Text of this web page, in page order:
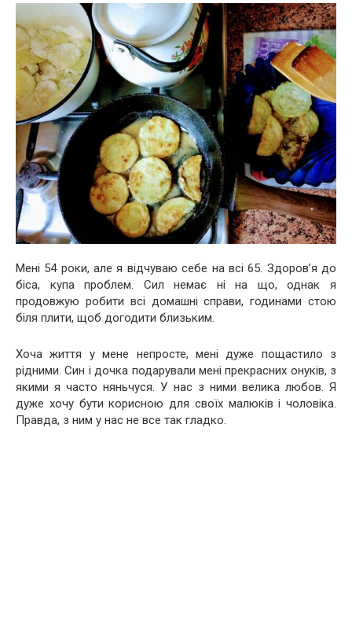
Мені 54 роки, але я відчуваю себе на всі 65. Здоров’я до
біса, купа проблем. Сил немає ні на що, однак я
продовжую робити всі домашні справи, годинами стою
біля плити, щоб догодити близьким.
Хоча життя у мене непросте, мені дуже пощастило з
рідними. Син і дочка подарували мені прекрасних онуків, з
якими я часто няньчуся. У нас з ними велика любов. Я
дуже хочу бути корисною для своїх малюків і чоловіка.
Правда, з ним у нас не все так гладко.